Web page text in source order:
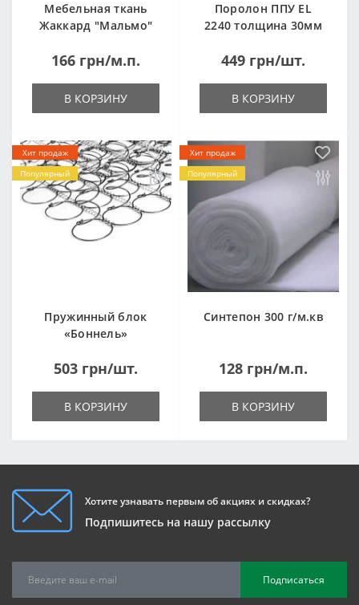
Мебельная ткань
Жаккард "Мальмо"
166 грн/м.п.
В КОРЗИНУ
Поролон ППУ EL
2240 толщина 30мм
(1000x2000мм)
449 грн/шт.
В КОРЗИНУ
Хит продаж
Популярный
Пружинный блок
«Боннель»
503 грн/шт.
В КОРЗИНУ
Хит продаж
Популярный
Синтепон 300 г/м.кв
128 грн/м.п.
В КОРЗИНУ
Хотите узнавать первым об акциях и скидках?
Подпишитесь на нашу рассылку
Подписаться